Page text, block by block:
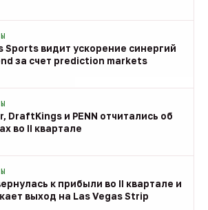
Sports видит ускорение синергий
за счет prediction markets
DraftKings и PENN отчитались об
во II квартале
к прибыли во II квартале и
выход на Las Vegas Strip